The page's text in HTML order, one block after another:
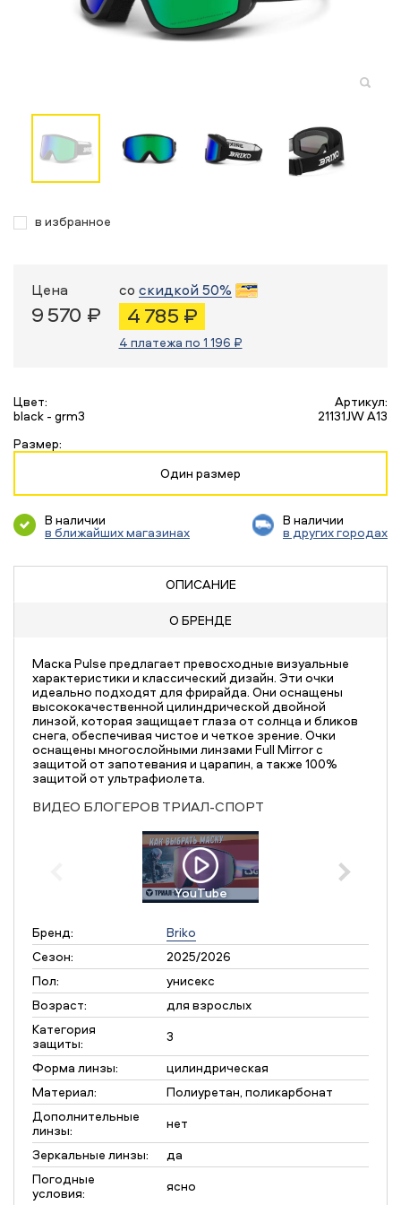
в избранное
Цена
9 570 ₽
со скидкой 50%
4 785 ₽
4 платежа по 1 196 ₽
Цвет:
black - grm3
Артикул:
21131JW A13
Размер:
Один размер
В наличии
в ближайших магазинах
В наличии
в других городах
ОПИСАНИЕ
О БРЕНДЕ
Маска Pulse предлагает превосходные визуальные
характеристики и классический дизайн. Эти очки
идеально подходят для фрирайда. Они оснащены
высококачественной цилиндрической двойной
линзой, которая защищает глаза от солнца и бликов
снега, обеспечивая чистое и четкое зрение. Очки
оснащены многослойными линзами Full Mirror с
защитой от запотевания и царапин, а также 100%
защитой от ультрафиолета.
ВИДЕО БЛОГЕРОВ ТРИАЛ-СПОРТ
YouTube
Бренд:
Briko
Сезон:
2025/2026
Пол:
унисекс
Возраст:
для взрослых
Категория
защиты:
3
Форма линзы:
цилиндрическая
Материал:
Полиуретан, поликарбонат
Дополнительные
линзы:
нет
Зеркальные линзы:
да
Погодные
условия:
ясно